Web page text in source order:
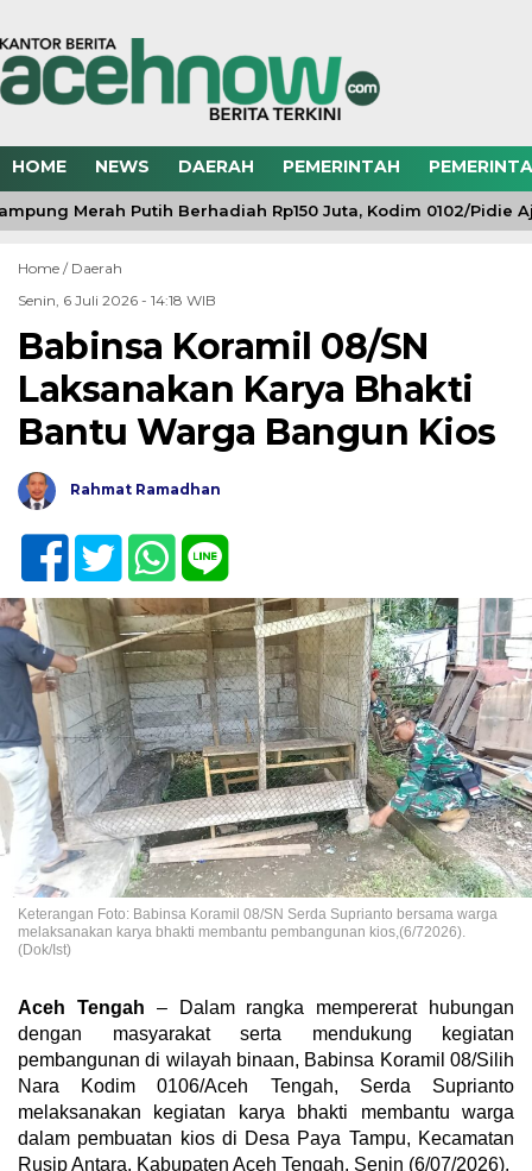
HOME NEWS DAERAH PEMERINTAH
Merah Putih Berhadiah Rp150 Juta, Kodim 0102/Pidie
Home / Daerah
Senin, 6 Juli 2026 - 14:18 WIB
Babinsa Koramil 08/SN
Laksanakan Karya Bhakti
Bantu Warga Bangun Kios
Rahmat Ramadhan
Keterangan Foto: Babinsa Koramil 08/SN Serda Suprianto bersama warga
melaksanakan karya bhakti membantu pembangunan kios,(6/72026).
(Dok/Ist)
Aceh Tengah – Dalam rangka mempererat hubungan
dengan masyarakat serta mendukung kegiatan
pembangunan di wilayah binaan, Babinsa Koramil 08/Silih
Nara Kodim 0106/Aceh Tengah, Serda Suprianto
melaksanakan kegiatan karya bhakti membantu warga
dalam pembuatan kios di Desa Paya Tampu, Kecamatan
Rusip Antara, Kabupaten Aceh Tengah, Senin (6/07/2026).